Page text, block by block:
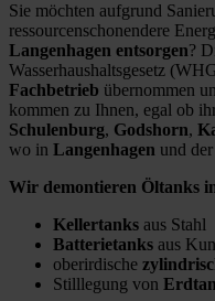
Sie möchten aufgrund
ressourcenschonendere
Langenhagen entsorgen?
Wasserhaushaltsgesetz
Fachbetrieb übernommen
kommen zu Ihnen, egal ob
Schulenburg, Godshorn,
wo in Langenhagen und
Wir demontieren Öltanks
Kellertanks aus Stahl
Batterietanks aus
oberirdische
Stilllegung von